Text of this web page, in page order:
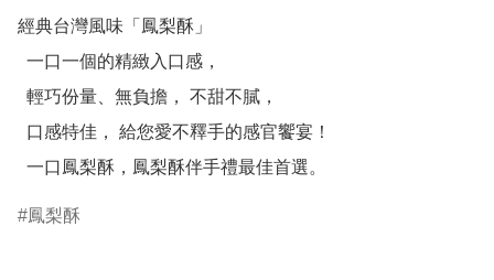
經典台灣風味「鳳梨酥」
  一口鳳梨酥，鳳梨酥伴手禮最佳首選。
鳳梨酥